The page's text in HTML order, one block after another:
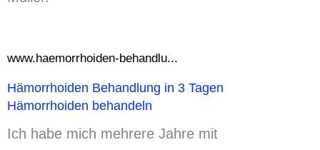
www.haemorrhoiden-behandlu...
Hämorrhoiden Behandlung in 3 Tagen
Hämorrhoiden behandeln
Ich habe mich mehrere Jahre mit